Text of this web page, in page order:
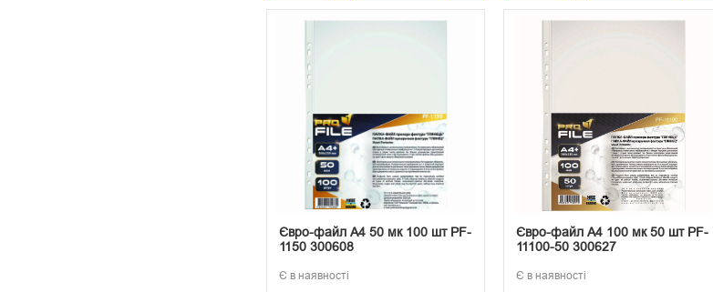
Євро-файл А4 50 мк 100 шт PF-
1150 300608
Є в наявності
Євро-файл А4 100 мк 50 шт PF-
11100-50 300627
Є в наявності